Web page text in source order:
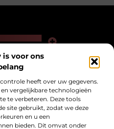
is voor ons
heeft over uw gegevens.
vergelijkbare technologieën
te verbeteren. Deze tools
site gebruikt, zodat we deze
en u een
bieden. Dit omvat onder